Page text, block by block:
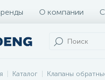
О компании
Каталог Клапаны